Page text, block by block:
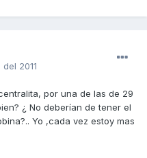
2011
por una de las de 29
¿ No deberían de tener el
Yo ,cada vez estoy mas